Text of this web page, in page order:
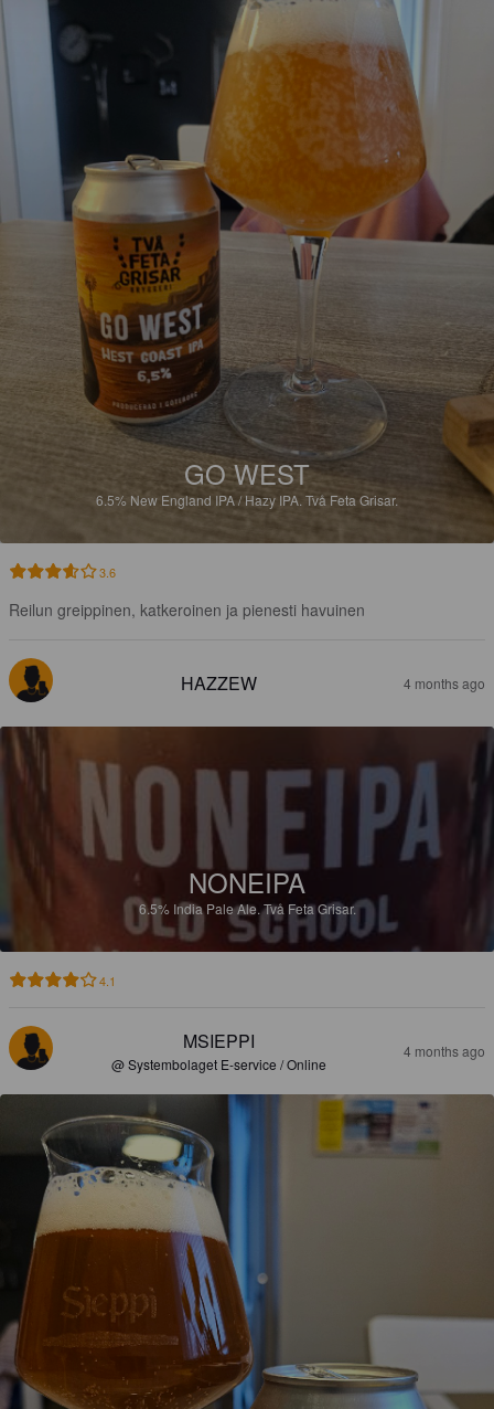
GO WEST
6.5% New England IPA / Hazy IPA. Två Feta Grisar.
3.6
Reilun greippinen, katkeroinen ja pienesti havuinen
HAZZEW 4 months ago
NONEIPA
6.5% India Pale Ale.Två Feta Grisar.
4.1
MSIEPPI
@ Systembolaget E-service / Online
4 months ago